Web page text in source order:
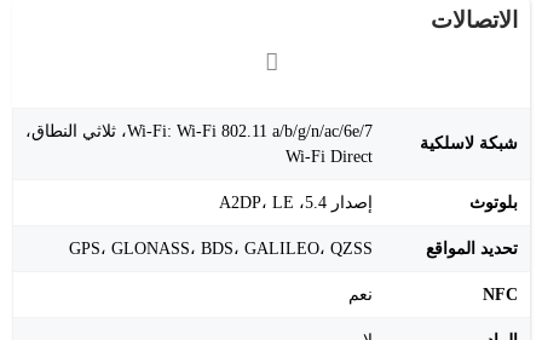
الاتصالات
شبكة لاسلكية
Wi-Fi: Wi-Fi 802.11 a/b/g/n/ac/6e/7، ثلاثي النطاق،
Wi-Fi Direct
بلوتوث إصدار 5.4، A2DP، LE
تحديد المواقع GPS، GLONASS، BDS، GALILEO، QZSS
NFC نعم